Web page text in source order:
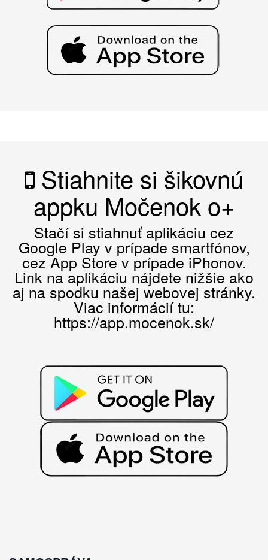
Stiahnite si šikovnú
appku Močenok o+
Stačí si stiahnuť aplikáciu cez
Google Play v prípade smartfónov,
cez App Store v prípade iPhonov.
Link na aplikáciu nájdete nižšie ako
aj na spodku našej webovej stránky.
Viac informácií tu:
https://app.mocenok.sk/